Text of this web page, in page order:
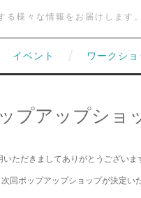
様々な情報をお届けします。
イベント ワークシ
プアップショ
ただきましてありがとうございま
回ポップアップショップが決定い